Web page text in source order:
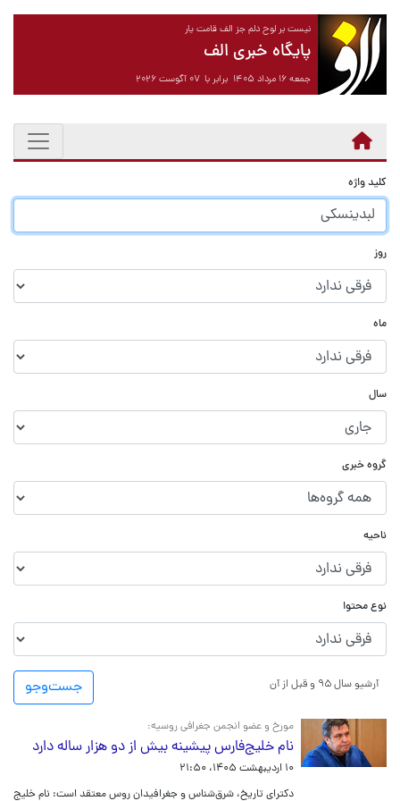
نیست بر لوح دلم جز الف قامت یار
پایگاه خبری الف
جمعه ۱۶ مرداد ۱۴۰۵ برابر با ۰۷ آگوست ۲۰۲۶
کلید واژه
روز
ماه
سال
گروه خبری
ناحیه
نوع محتوا
جست‌و‌جو آرشیو سال ۹۵ و قبل از آن
مورخ و عضو انجمن جغرافی روسیه:
نام خلیج‌فارس پیشینه بیش از دو هزار ساله دارد
۱۰ اردیبهشت ۱۴۰۵، ۲۱:۵۰
دکترای تاریخ، شرق‌شناس و جغرافیدان روس معتقد است: نام خلیج